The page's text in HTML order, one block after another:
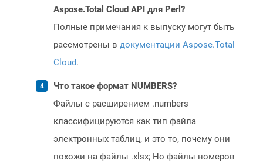
Aspose.Total Cloud API для Perl?
Полные примечания к выпуску могут быть
рассмотрены в документации Aspose.Total
Cloud.
Что такое формат NUMBERS?
Файлы с расширением .numbers
классифицируются как тип файла
электронных таблиц, и это то, почему они
похожи на файлы .xlsx; Но файлы номеров